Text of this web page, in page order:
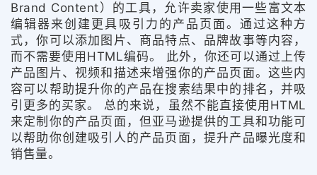
Brand Content）的工具，允许卖家使用一些富文本
编辑器来创建更具吸引力的产品页面。通过这种方
式，你可以添加图片、商品特点、品牌故事等内容，
而不需要使用HTML编码。 此外，你还可以通过上传
产品图片、视频和描述来增强你的产品页面。这些内
容可以帮助提升你的产品在搜索结果中的排名，并吸
引更多的买家。 总的来说，虽然不能直接使用HTML
来定制你的产品页面，但亚马逊提供的工具和功能可
以帮助你创建吸引人的产品页面，提升产品曝光度和
销售量。